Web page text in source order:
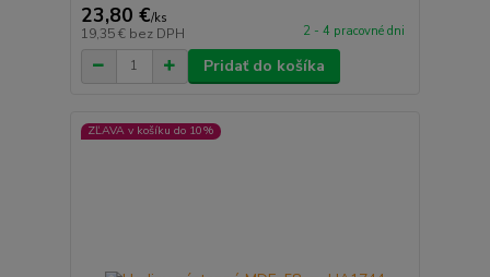
23,80 €/ks
19,35 € bez DPH 2 - 4 pracovné dni
Pridať do košíka
ZĽAVA v košíku do 10%